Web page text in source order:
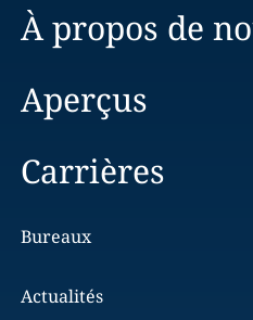
À propos de
Aperçus
Carrières
Bureaux
Actualités